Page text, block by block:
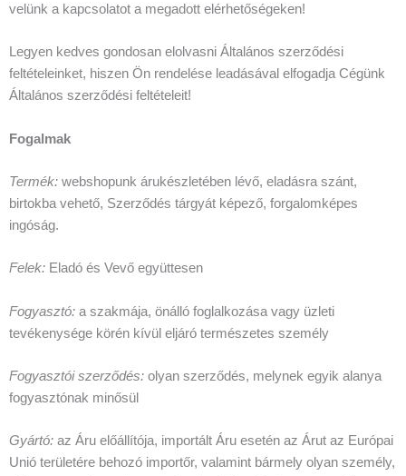
velünk a kapcsolatot a megadott elérhetőségeken!
Legyen kedves gondosan elolvasni Általános szerződési
feltételeinket, hiszen Ön rendelése leadásával elfogadja Cégünk
Általános szerződési feltételeit!
Fogalmak
Termék: webshopunk árukészletében lévő, eladásra szánt,
birtokba vehető, Szerződés tárgyát képező, forgalomképes
ingóság.
Felek: Eladó és Vevő együttesen
Fogyasztó: a szakmája, önálló foglalkozása vagy üzleti
tevékenysége körén kívül eljáró természetes személy
Fogyasztói szerződés: olyan szerződés, melynek egyik alanya
fogyasztónak minősül
Gyártó: az Áru előállítója, importált Áru esetén az Árut az Európai
Unió területére behozó importőr, valamint bármely olyan személy,